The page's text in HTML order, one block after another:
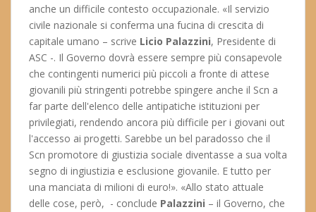
anche un difficile contesto occupazionale. «Il servizio
civile nazionale si conferma una fucina di crescita di
capitale umano – scrive Licio Palazzini, Presidente di
ASC -. Il Governo dovrà essere sempre più consapevole
che contingenti numerici più piccoli a fronte di attese
giovanili più stringenti potrebbe spingere anche il Scn a
far parte dell'elenco delle antipatiche istituzioni per
privilegiati, rendendo ancora più difficile per i giovani out
l'accesso ai progetti. Sarebbe un bel paradosso che il
Scn promotore di giustizia sociale diventasse a sua volta
segno di ingiustizia e esclusione giovanile. E tutto per
una manciata di milioni di euro!». «Allo stato attuale
delle cose, però, - conclude Palazzini – il Governo, che